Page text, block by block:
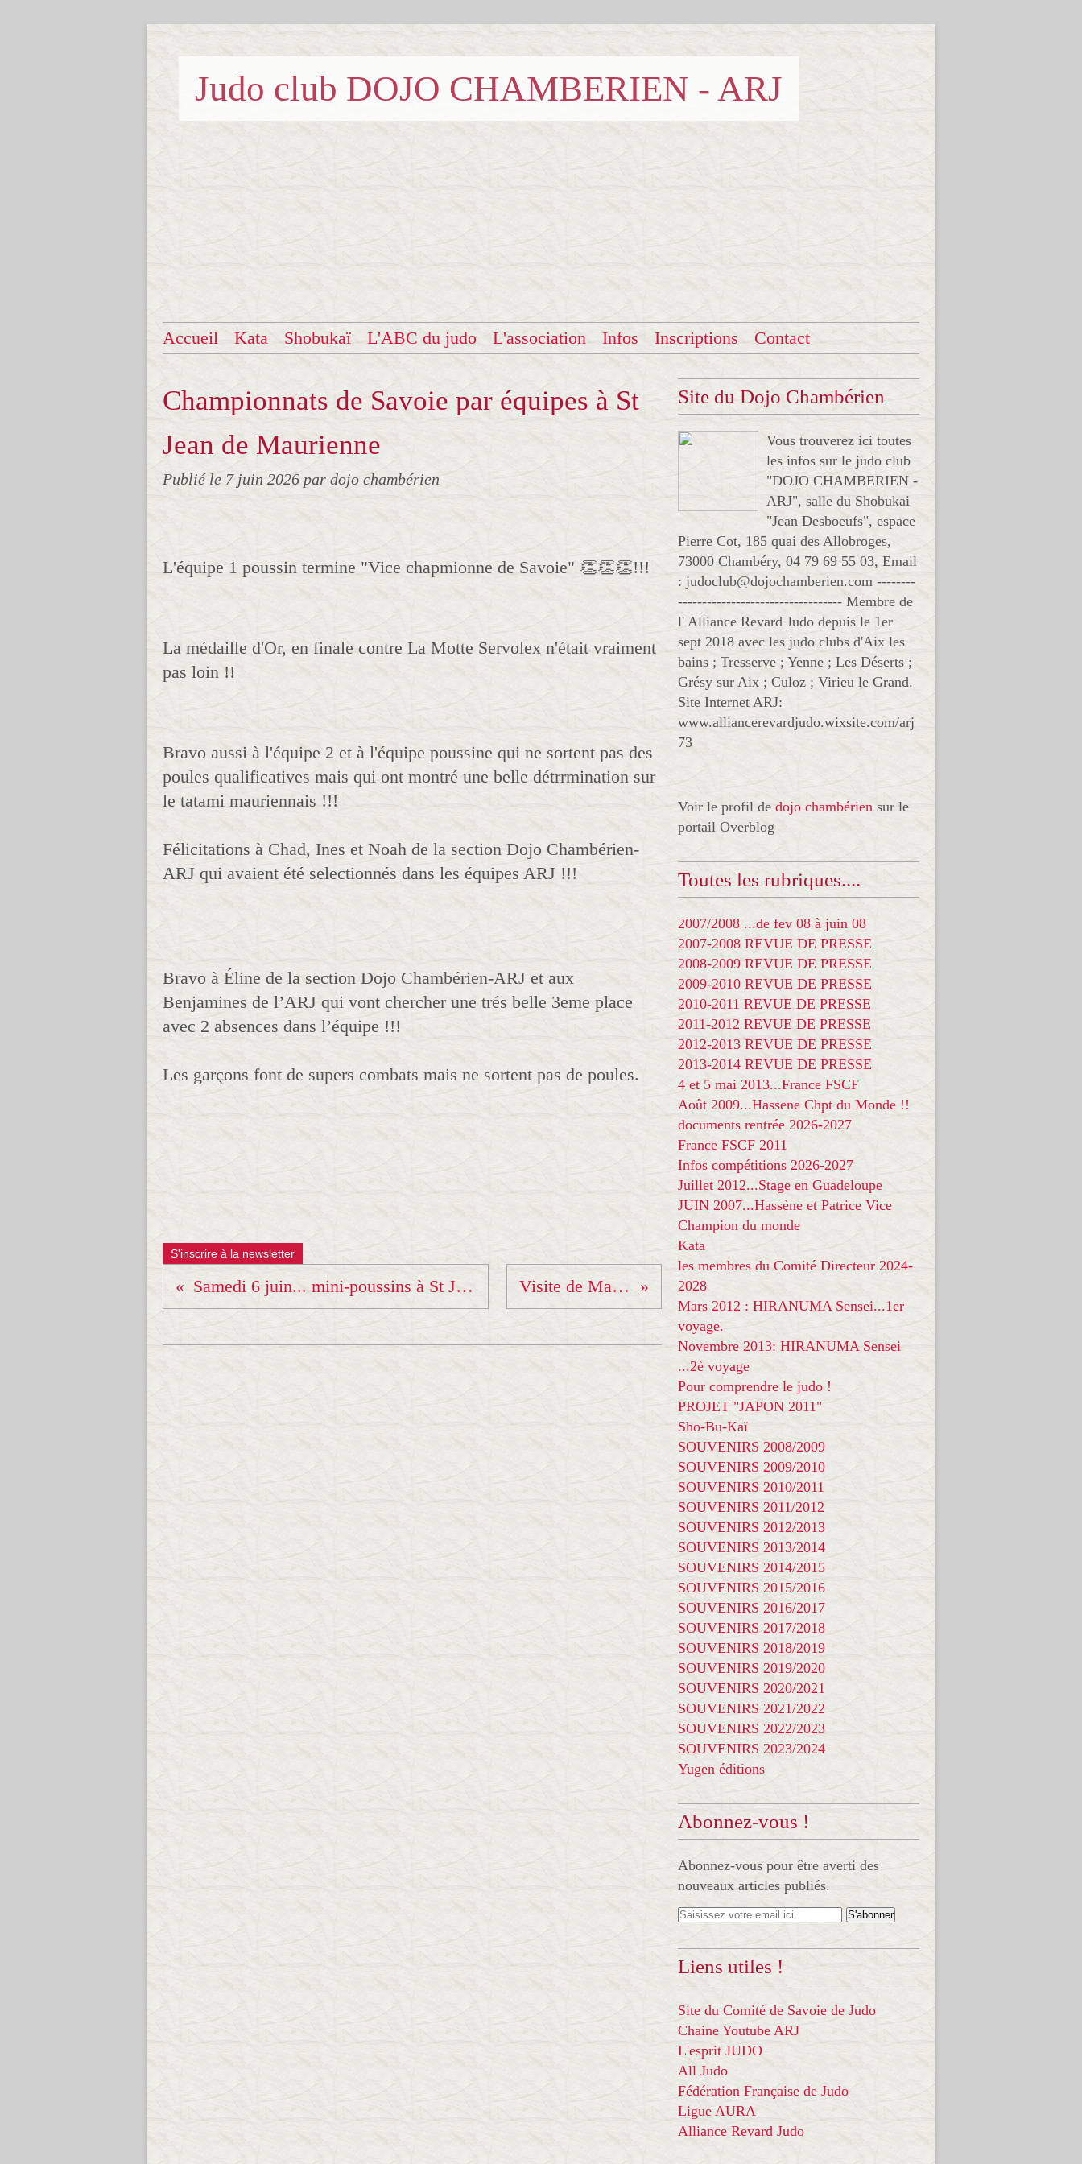
Judo club DOJO CHAMBERIEN - ARJ
Accueil Kata Shobukaï L'ABC du judo L'association Infos Inscriptions Contact
Championnats de Savoie par équipes à St
Jean de Maurienne
Publié le 7 juin 2026 par dojo chambérien
L'équipe 1 poussin termine "Vice chapmionne de Savoie" 👏👏👏!!!
La médaille d'Or, en finale contre La Motte Servolex n'était vraiment
pas loin !!
Bravo aussi à l'équipe 2 et à l'équipe poussine qui ne sortent pas des
poules qualificatives mais qui ont montré une belle détrrmination sur
le tatami mauriennais !!!
Félicitations à Chad, Ines et Noah de la section Dojo Chambérien-
ARJ qui avaient été selectionnés dans les équipes ARJ !!!
Bravo à Éline de la section Dojo Chambérien-ARJ et aux
Benjamines de l’ARJ qui vont chercher une trés belle 3eme place
avec 2 absences dans l’équipe !!!
Les garçons font de supers combats mais ne sortent pas de poules.
S'inscrire à la newsletter
Samedi 6 juin... mini-poussins à St Jean de Maurienne Visite de Marie Claire
Site du Dojo Chambérien
Vous trouverez ici toutes
les infos sur le judo club
"DOJO CHAMBERIEN -
ARJ", salle du Shobukai
"Jean Desboeufs", espace
Pierre Cot, 185 quai des Allobroges,
73000 Chambéry, 04 79 69 55 03, Email
: judoclub@dojochamberien.com --------
---------------------------------- Membre de
l' Alliance Revard Judo depuis le 1er
sept 2018 avec les judo clubs d'Aix les
bains ; Tresserve ; Yenne ; Les Déserts ;
Grésy sur Aix ; Culoz ; Virieu le Grand.
Site Internet ARJ:
www.alliancerevardjudo.wixsite.com/arj
73
Voir le profil de dojo chambérien sur le
portail Overblog
Toutes les rubriques....
2007/2008 ...de fev 08 à juin 08
2007-2008 REVUE DE PRESSE
2008-2009 REVUE DE PRESSE
2009-2010 REVUE DE PRESSE
2010-2011 REVUE DE PRESSE
2011-2012 REVUE DE PRESSE
2012-2013 REVUE DE PRESSE
2013-2014 REVUE DE PRESSE
4 et 5 mai 2013...France FSCF
Août 2009...Hassene Chpt du Monde !!
documents rentrée 2026-2027
France FSCF 2011
Infos compétitions 2026-2027
Juillet 2012...Stage en Guadeloupe
JUIN 2007...Hassène et Patrice Vice
Champion du monde
Kata
les membres du Comité Directeur 2024-
2028
Mars 2012 : HIRANUMA Sensei...1er
voyage.
Novembre 2013: HIRANUMA Sensei
...2è voyage
Pour comprendre le judo !
PROJET "JAPON 2011"
Sho-Bu-Kaï
SOUVENIRS 2008/2009
SOUVENIRS 2009/2010
SOUVENIRS 2010/2011
SOUVENIRS 2011/2012
SOUVENIRS 2012/2013
SOUVENIRS 2013/2014
SOUVENIRS 2014/2015
SOUVENIRS 2015/2016
SOUVENIRS 2016/2017
SOUVENIRS 2017/2018
SOUVENIRS 2018/2019
SOUVENIRS 2019/2020
SOUVENIRS 2020/2021
SOUVENIRS 2021/2022
SOUVENIRS 2022/2023
SOUVENIRS 2023/2024
Yugen éditions
Abonnez-vous !
Abonnez-vous pour être averti des
nouveaux articles publiés.
Liens utiles !
Site du Comité de Savoie de Judo
Chaine Youtube ARJ
L'esprit JUDO
All Judo
Fédération Française de Judo
Ligue AURA
Alliance Revard Judo